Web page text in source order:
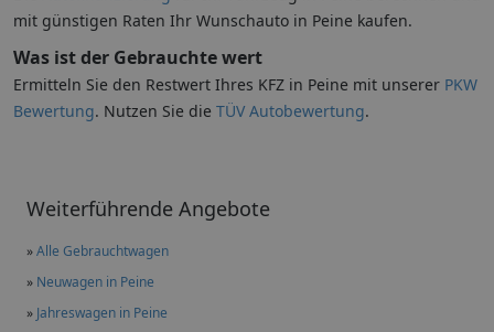
Weiterführende Angebote
»Alle Gebrauchtwagen
» Neuwagen in Peine
» Jahreswagen in Peine
mit günstigen Raten Ihr Wunschauto in Peine kaufen.
Was ist der Gebrauchte wert
Ermitteln Sie den Restwert Ihres KFZ in Peine mit unserer PKW
Bewertung. Nutzen Sie die TÜV Autobewertung.